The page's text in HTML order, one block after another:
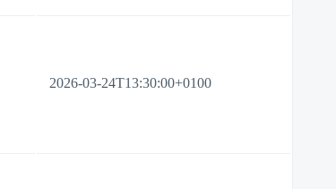
2026-03-24T13:30:00+0100